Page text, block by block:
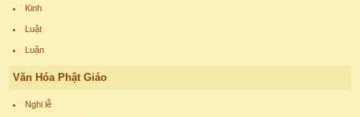
Kinh
Luật
Luận
Văn Hóa Phật Giáo
Nghi lễ